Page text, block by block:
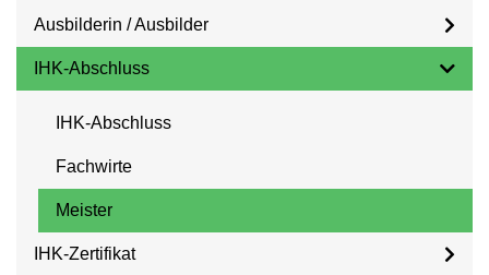
Ausbilderin / Ausbilder
IHK-Abschluss
IHK-Abschluss
Fachwirte
Meister
IHK-Zertifikat